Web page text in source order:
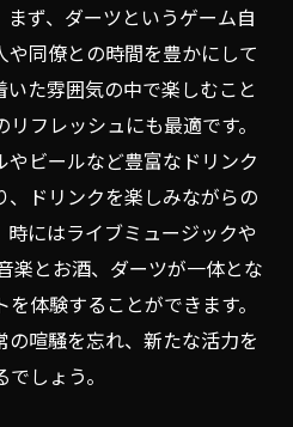
戦を楽しむ方法
ーでのコミュニケーショ
交の楽しみ方
い合うことで深まる絆
しい友達作り
ためのゲーム提案
ベント参加のすすめ
対決を盛り上げる工夫
京都大田区の深夜営業ダ
ず、ダーツというゲーム自
同僚との時間を豊かにして
た雰囲気の中で楽しむこと
フレッシュにも最適です。
ビールなど豊富なドリンク
、ドリンクを楽しみながらの
時にはライブミュージックや
楽とお酒、ダーツが一体とな
体験することができます。
喧騒を忘れ、新たな活力を
しょう。